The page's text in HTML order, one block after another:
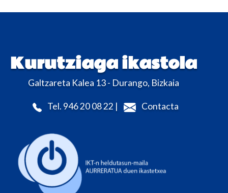
Kurutziaga ikastola
Galtzareta Kalea 13 - Durango, Bizkaia
Tel. 946 20 08 22 | Contacta